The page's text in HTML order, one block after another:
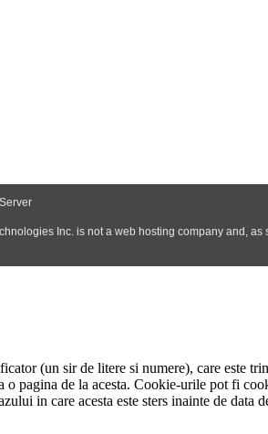
(un sir de litere si numere), care este
pagina de la acesta. Cookie-urile pot fi
in care acesta este sters inainte de